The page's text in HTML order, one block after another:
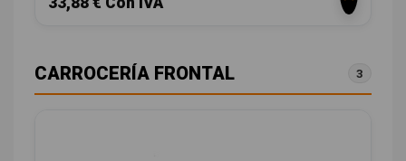
CARROCERÍA FRONTAL 3